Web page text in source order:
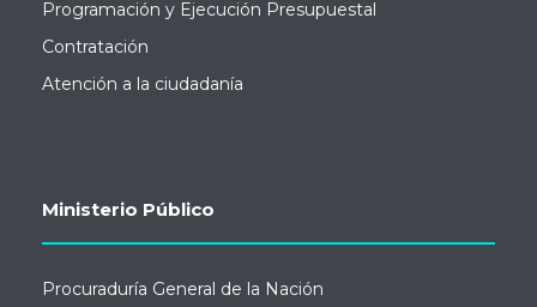
Programación y Ejecución Presupuestal
Contratación
Atención a la ciudadanía
Ministerio Público
Procuraduría General de la Nación